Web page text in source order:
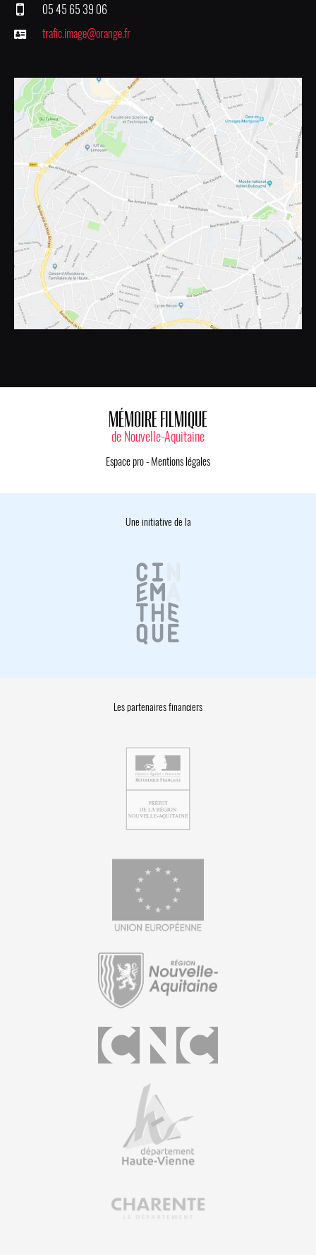
05 45 65 39 06
trafic.image@orange.fr
MÉMOIRE FILMIQUE
de Nouvelle-Aquitaine
Espace pro- Mentions légales
Une initiative de la
Les partenaires financiers